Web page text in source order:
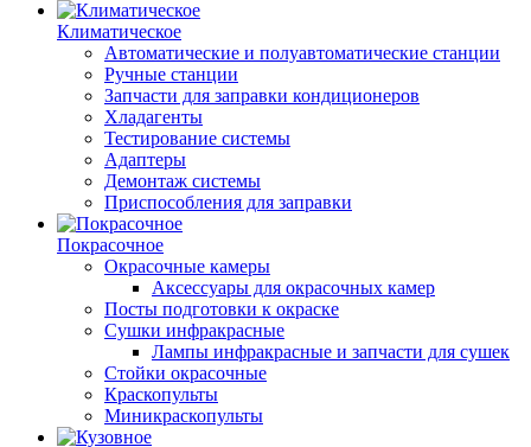
Климатическое
Автоматические и полуавтоматические станции
Ручные станции
Запчасти для заправки кондиционеров
Хладагенты
Тестирование системы
Адаптеры
Демонтаж системы
Приспособления для заправки
Покрасочное
Окрасочные камеры
Аксессуары для окрасочных камер
Посты подготовки к окраске
Сушки инфракрасные
Лампы инфракрасные и запчасти для сушек
Стойки окрасочные
Краскопульты
Миникраскопульты